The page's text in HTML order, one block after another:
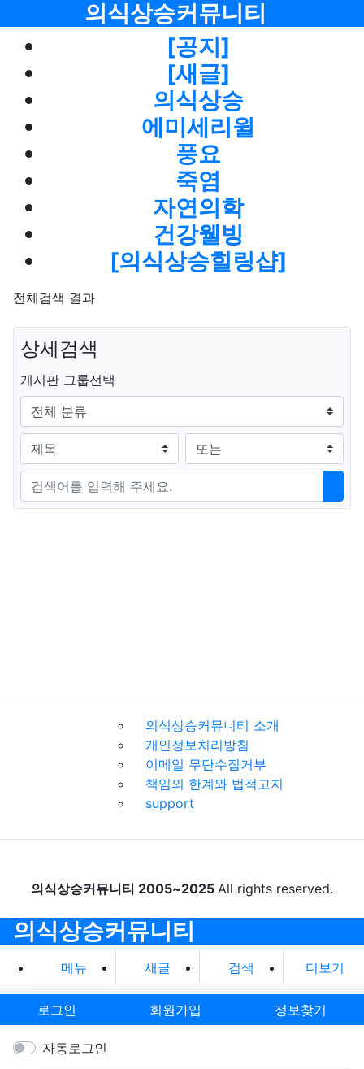
의식상승커뮤니티
[공지]
[새글]
의식상승
에미세리윌
풍요
죽염
자연의학
건강웰빙
[의식상승힐링샵]
전체검색 결과
상세검색
그룹
게시판 그룹선택
검색조건 검색방법
검색어
검
의식상승커뮤니티 소개
개인정보처리방침
이메일 무단수집거부
책임의 한계와 법적고지
support
의식상승커뮤니티 2005~2025 All rights reserved.
의식상승커뮤니티
메뉴 새글 검색 더보기
로그인 회원가입 정보찾기
자동로그인